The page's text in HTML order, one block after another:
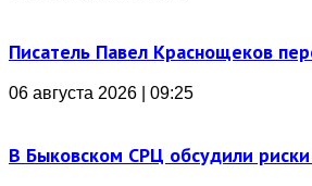
Писатель Павел Краснощеков
06 августа 2026 | 09:25
В Быковском СРЦ обсудили